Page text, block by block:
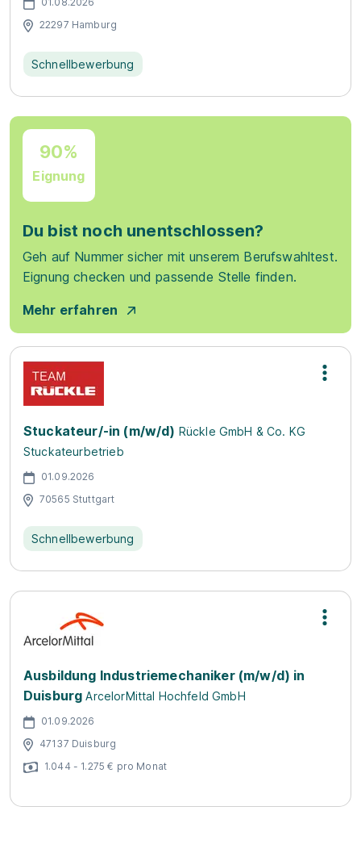
22297 Hamburg
Schnellbewerbung
90%
Eignung
Du bist noch unentschlossen?
Geh auf Nummer sicher mit unserem Berufswahltest.
Eignung checken und passende Stelle finden.
Mehr erfahren
Stuckateur/-in (m/w/d) Rückle GmbH & Co. KG
Stuckateurbetrieb
01.09.2026
70565 Stuttgart
Schnellbewerbung
Ausbildung Industriemechaniker (m/w/d) in
Duisburg ArcelorMittal Hochfeld GmbH
01.09.2026
47137 Duisburg
1.044 - 1.275 € pro Monat